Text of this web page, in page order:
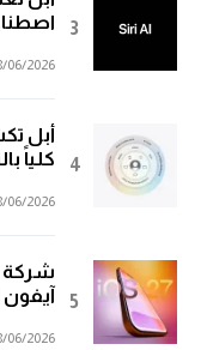
06/2026
أبل
كلياً
06/2026
آيفون 11 والأحدث
06/2026